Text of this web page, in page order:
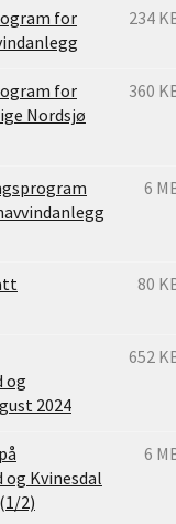
for
234
for
Nordsjø
360
6
80
og
2024
652
Kvinesdal
2)
6